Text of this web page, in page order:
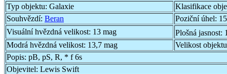
Typ objektu: Galaxie
Klasifikace
Souhvězdí: Beran Poziční úhel:
Visuální hvězdná velikost: 13 mag Plošná jasnost:
Modrá hvězdná velikost: 13,7 mag
Velikost
Popis: pB, pS, R, * f 6s
Objevitel: Lewis Swift